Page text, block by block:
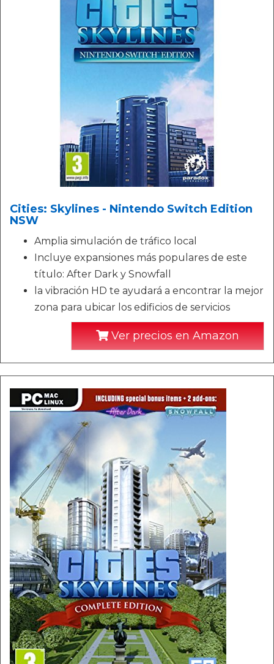
Cities: Skylines - Nintendo Switch Edition
NSW
Amplia simulación de tráfico local
Incluye expansiones más populares de este
título: After Dark y Snowfall
la vibración HD te ayudará a encontrar la mejor
zona para ubicar los edificios de servicios
Ver precios en Amazon